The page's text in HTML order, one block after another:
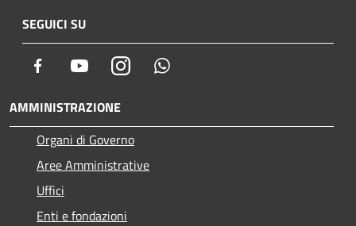
SEGUICI SU
Facebook YoutubeInstagram
AMMINISTRAZIONE
Organi di Governo
Aree Amministrative
Uffici
Enti e fondazioni